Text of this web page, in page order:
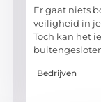
Er gaat niets
veiligheid in
Toch kan het
Bedrijven